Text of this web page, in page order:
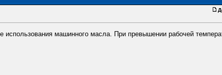
использования машинного масла. При превышении рабочей